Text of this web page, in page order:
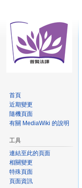
首頁
近期變更
隨機頁面
有關 MediaWiki 的說明
工具
連結至此的頁面
相關變更
特殊頁面
頁面資訊